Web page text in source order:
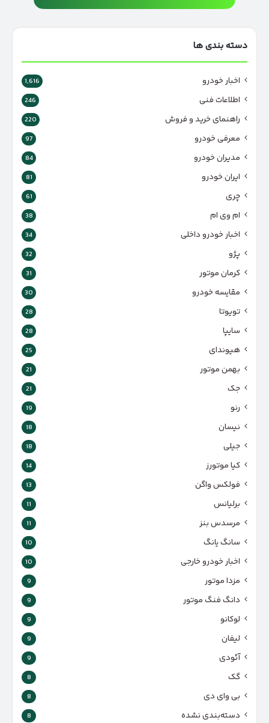
دسته بندی ها
اخبار خودرو 1,616
اطلاعات فنی 246
راهنمای خرید و فروش 220
معرفی خودرو 97
مدیران خودرو 84
ایران خودرو 81
چری 61
ام وی ام 38
اخبار خودرو داخلی 34
پژو 32
کرمان موتور 31
مقایسه خودرو 30
تویوتا 28
سایپا 28
هیوندای 25
بهمن موتور 21
جک 21
رنو 19
نیسان 18
جیلی 18
کیا موتورز 14
فولکس واگن 13
برلیانس 11
مرسدس بنز 11
سانگ یانگ 10
اخبار خودرو خارجی 10
مزدا موتور 9
دانگ فنگ موتور 9
لوکانو 9
لیفان 9
آئودی 9
گک 8
بی وای دی 8
دسته‌بندی نشده 8